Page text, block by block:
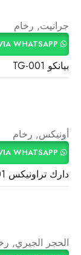
جرانيت, رخام
بيانكو 001-TG
أونيكس, رخام
دارك تراونيكس 001-TG
الحجر الجيري,